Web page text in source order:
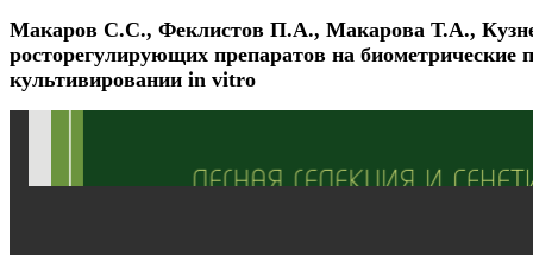
Макаров С.С., Феклистов П.А., Макарова Т.А.,
росторегулирующих препаратов на
культивировании in vitro